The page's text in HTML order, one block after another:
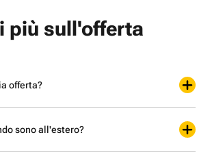
più sull'offerta
offerta?
sono all'estero?